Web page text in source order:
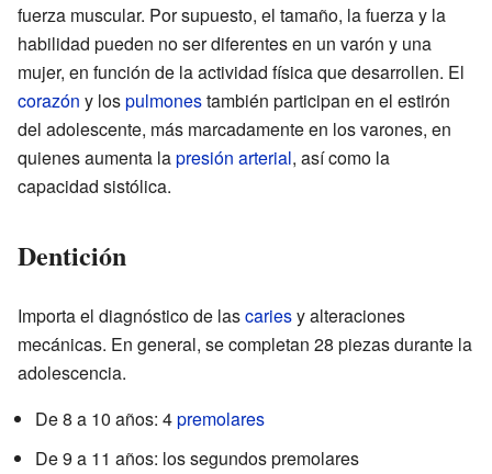
fuerza muscular. Por supuesto, el tamaño, la fuerza y la
habilidad pueden no ser diferentes en un varón y una
mujer, en función de la actividad física que desarrollen. El
corazón y lospulmonestambién participan en el estirón
del adolescente, más marcadamente en los varones, en
quienes aumenta lapresión arterial, así como la
capacidad sistólica.
Dentición
Importa el diagnóstico de lascariesy alteraciones
mecánicas. En general, se completan 28 piezas durante la
adolescencia.
De 8 a 10 años: 4premolares
De 9 a 11 años: los segundos premolares